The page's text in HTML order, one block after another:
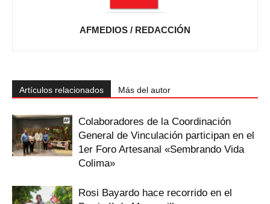
AFMEDIOS / REDACCIÓN
Artículos relacionados Más del autor
Colaboradores de la Coordinación
General de Vinculación participan en el
1er Foro Artesanal «Sembrando Vida
Colima»
Rosi Bayardo hace recorrido en el